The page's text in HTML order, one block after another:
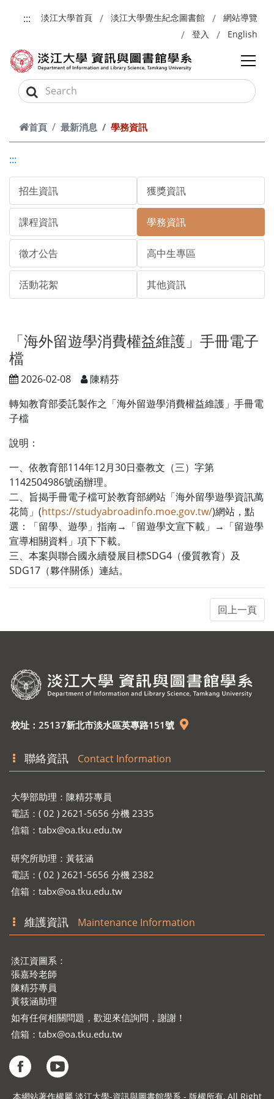
:::
淡江大學首頁 淡江大學覺生紀念圖書館
網站導覽
登入
English
首頁 最新消息 學務資訊
:::
招生資訊 獲獎資訊
課程資訊 學務資訊
徵才公告 高中生專區
活動花絮 其他資訊
「海外留遊學消費權益維護」手冊電子
檔
2026-02-08
陳精芬
轉知教育部委託製作之「海外留遊學消費權益維護」手冊電
子檔
說明：
一、依教育部114年12月30日臺教文（三）字第
1142504986號函辦理。
二、旨揭手冊電子檔可於教育部網站「海外留學遊學資訊萬
花筒」(https://studyabroadinfo.moe.gov.tw/)網站，點
選：「留學、遊學」指南→「留遊學文宣下載」→「留遊學
宣導相關資料」項下下載。
三、本案與聯合國永續發展目標SDG4（優質教育）及
SDG17（夥伴關係）連結。
校址：25137新北市淡水區英專路151號
聯絡資訊 Contact Information
大學部助理：陳精芬專員
電話：( 02 ) 2621-5656 分機 2335
信箱： tabx@oa.tku.edu.tw
研究所助理：黃筱涵
電話：( 02 ) 2621-5656 分機 2382
信箱： tabx@oa.tku.edu.tw
維護資訊 Maintenance Information
淡江資圖系：
張嘉玲老師
陳精芬專員
黃筱涵助理
如有任何相關問題，歡迎來信詢問，謝謝！
信箱： tabx@oa.tku.edu.tw
本網站著作權屬 淡江大學-資訊與圖書館學系 - 版權所有, All Right